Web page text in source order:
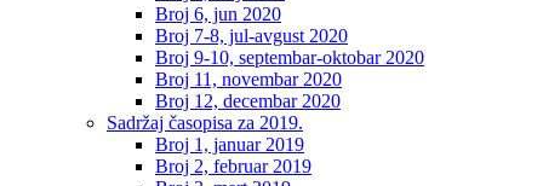
Broj 6, jun 2020
Broj 7-8, jul-avgust 2020
Broj 9-10, septembar-oktobar 2020
Broj 11, novembar 2020
Broj 12, decembar 2020
Sadržaj časopisa za 2019.
Broj 1, januar 2019
Broj 2, februar 2019